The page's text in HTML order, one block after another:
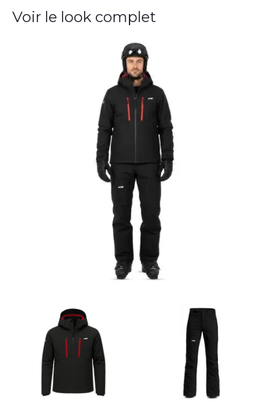
Voir le look complet